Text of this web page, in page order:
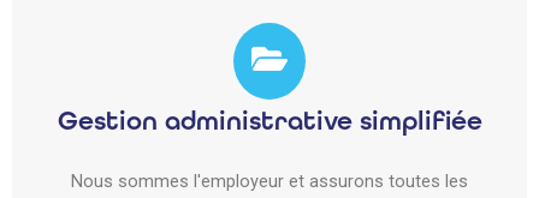
Gestion administrative simplifiée
Nous sommes l'employeur et assurons toutes les